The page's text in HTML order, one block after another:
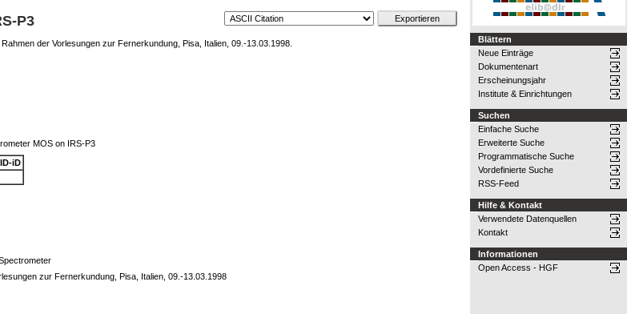
P3
der Vorlesungen zur Fernerkundung, Pisa, Italien, 09.-13.03.1998.
MOS on IRS-P3
iD
zur Fernerkundung, Pisa, Italien, 09.-13.03.1998
Blättern
Neue Einträge
Dokumentenart
Erscheinungsjahr
Institute & Einrichtungen
Suchen
Einfache Suche
Erweiterte Suche
Programmatische Suche
Vordefinierte Suche
RSS-Feed
Hilfe & Kontakt
Verwendete Datenquellen
Kontakt
Informationen
Open Access - HGF